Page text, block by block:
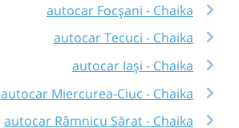
autocar Focșani - Chaika
autocar Tecuci - Chaika
autocar Iași - Chaika
autocar Miercurea-Ciuc - Chaika
autocar Râmnicu Sărat - Chaika